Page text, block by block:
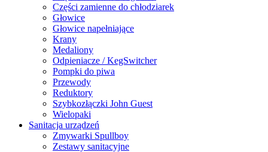
Części zamienne do chłodziarek
Głowice
Głowice napełniające
Krany
Medaliony
Odpieniacze / KegSwitcher
Pompki do piwa
Przewody
Reduktory
Szybkozłączki John Guest
Wielopaki
Sanitacja urządzeń
Zmywarki Spullboy
Zestawy sanitacyjne